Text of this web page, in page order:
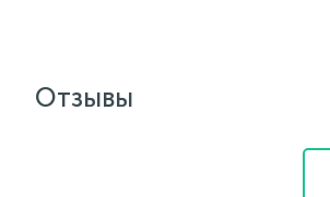
Отзывы